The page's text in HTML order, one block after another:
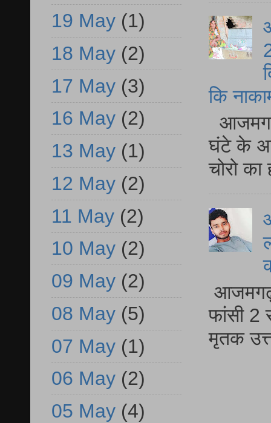
कि
घंटे के
चोरो
आजमगढ़
फांसी 2
मृतक
19 May (1)
18 May (2)
17 May (3)
16 May (2)
13 May (1)
12 May (2)
11 May (2)
10 May (2)
09 May (2)
08 May (5)
07 May (1)
06 May (2)
05 May (4)